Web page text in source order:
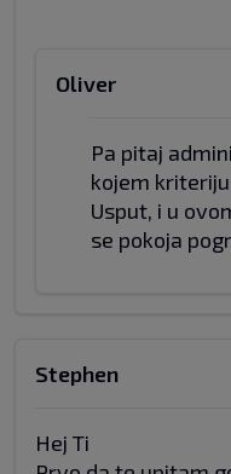
Oliver
Pa pitaj
kojem
Usput, i u
se pokoja
Stephen
Hej Ti